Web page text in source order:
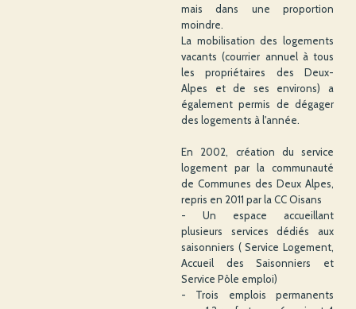
mais dans une proportion
moindre.
La mobilisation des logements
vacants (courrier annuel à tous
les propriétaires des Deux-
Alpes et de ses environs) a
également permis de dégager
des logements à l'année.
En 2002, création du service
logement par la communauté
de Communes des Deux Alpes,
repris en 2011 par la CC Oisans
- Un espace accueillant
plusieurs services dédiés aux
saisonniers ( Service Logement,
Accueil des Saisonniers et
Service Pôle emploi)
- Trois emplois permanents